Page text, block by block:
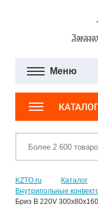
Меню
KZTO.ru Каталог
Внутрипольные
Бриз В 220V